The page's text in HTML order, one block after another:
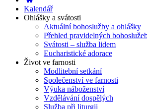
Kalendář
Ohlášky a svátosti
Aktuální bohoslužby a ohlášky
Přehled pravidelných
Svátosti – služba lidem
Eucharistické adorace
Život ve farnosti
Modlitební setkání
Společenství ve farnosti
Výuka náboženství
Vzdělávání dospělých
Služba při liturgii